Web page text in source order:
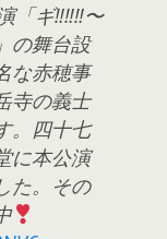
「ギ‼︎‼︎‼︎〜
の舞台設
な赤穂事
寺の義士
。四十七
に本公演
た。その